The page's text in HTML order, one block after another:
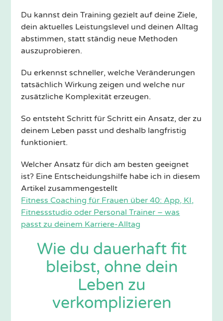
Du kannst dein Training gezielt auf deine Ziele,
dein aktuelles Leistungslevel und deinen Alltag
abstimmen, statt ständig neue Methoden
auszuprobieren.
Du erkennst schneller, welche Veränderungen
tatsächlich Wirkung zeigen und welche nur
zusätzliche Komplexität erzeugen.
So entsteht Schritt für Schritt ein Ansatz, der zu
deinem Leben passt und deshalb langfristig
funktioniert.
Welcher Ansatz für dich am besten geeignet
ist? Eine Entscheidungshilfe habe ich in diesem
Artikel zusammengestellt
Fitness Coaching für Frauen über 40: App, KI,
Fitnessstudio oder Personal Trainer – was
passt zu deinem Karriere-Alltag
Wie du dauerhaft fit
bleibst, ohne dein
Leben zu
verkomplizieren